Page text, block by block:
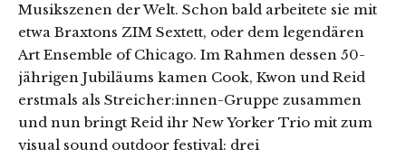
Musikszenen der Welt. Schon bald arbeitete sie mit
etwa Braxtons ZIM Sextett, oder dem legendären
Art Ensemble of Chicago. Im Rahmen dessen 50-
jährigen Jubiläums kamen Cook, Kwon und Reid
erstmals als Streicher:innen-Gruppe zusammen
und nun bringt Reid ihr New Yorker Trio mit zum
visual sound outdoor festival: drei